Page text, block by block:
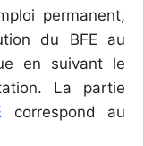
permanent,
du BFE au
en suivant le
La partie
correspond au